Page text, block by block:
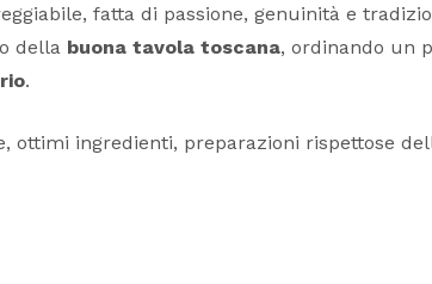
fatta di passione, genuinità e
della buona tavola toscana, ordinando un
.
ottimi ingredienti, preparazioni rispettose